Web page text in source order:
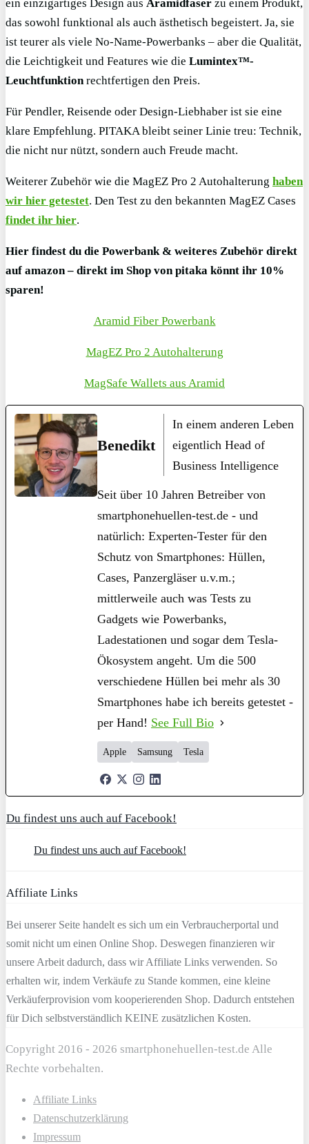
ein einzigartiges Design aus Aramidfaser zu einem Produkt,
das sowohl funktional als auch ästhetisch begeistert. Ja, sie
ist teurer als viele No-Name-Powerbanks – aber die Qualität,
die Leichtigkeit und Features wie die Lumintex™-
Leuchtfunktionrechtfertigen den Preis.
Für Pendler, Reisende oder Design-Liebhaber ist sie eine
klare Empfehlung. PITAKA bleibt seiner Linie treu: Technik,
die nicht nur nützt, sondern auch Freude macht.
Weiterer Zubehör wie die MagEZ Pro 2 Autohalterung haben
wir hier getestet. Den Test zu den bekannten MagEZ Cases
findet ihr hier.
Hier findest du die Powerbank & weiteres Zubehör direkt
auf amazon – direkt im Shop von pitaka könnt ihr 10%
sparen!
Aramid Fiber Powerbank
MagEZ Pro 2 Autohalterung
MagSafe Wallets aus Aramid
Benedikt
In einem anderen Leben
eigentlich Head of
Business Intelligence
Seit über 10 Jahren Betreiber von
smartphonehuellen-test.de - und
natürlich: Experten-Tester für den
Schutz von Smartphones: Hüllen,
Cases, Panzergläser u.v.m.;
mittlerweile auch was Tests zu
Gadgets wie Powerbanks,
Ladestationen und sogar dem Tesla-
Ökosystem angeht. Um die 500
verschiedene Hüllen bei mehr als 30
Smartphones habe ich bereits getestet -
per Hand! See Full Bio
Apple Samsung Tesla
Du findest uns auch auf Facebook!
Du findest uns auch auf Facebook!
Affiliate Links
Bei unserer Seite handelt es sich um ein Verbraucherportal und
somit nicht um einen Online Shop. Deswegen finanzieren wir
unsere Arbeit dadurch, dass wir Affiliate Links verwenden. So
erhalten wir, indem Verkäufe zu Stande kommen, eine kleine
Verkäuferprovision vom kooperierenden Shop. Dadurch entstehen
für Dich selbstverständlich KEINE zusätzlichen Kosten.
Copyright 2016 - 2026 smartphonehuellen-test.de Alle
Rechte vorbehalten.
Affiliate Links
Datenschutzerklärung
Impressum